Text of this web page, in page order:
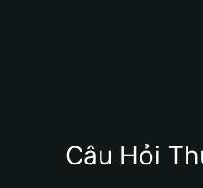
Câu Hỏi